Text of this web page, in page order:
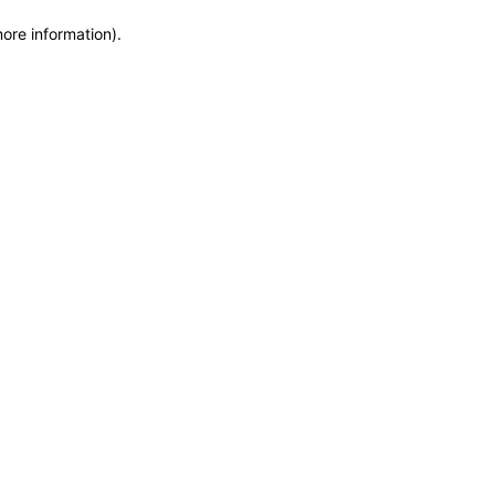
information).